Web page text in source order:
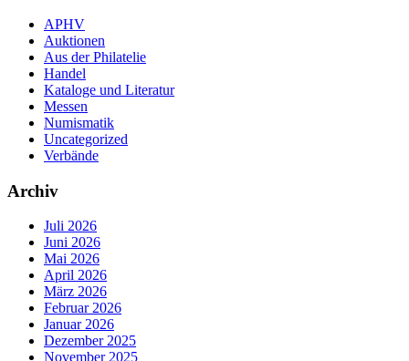
APHV
Auktionen
Aus der Philatelie
Handel
Kataloge und Literatur
Messen
Numismatik
Uncategorized
Verbände
Archiv
Juli 2026
Juni 2026
Mai 2026
April 2026
März 2026
Februar 2026
Januar 2026
Dezember 2025
November 2025